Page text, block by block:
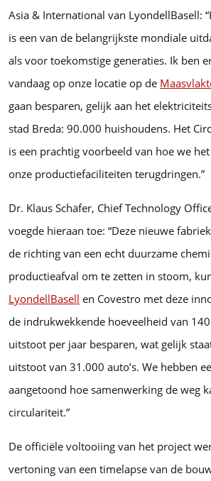
Asia & International van LyondellBasell:
is een van de belangrijkste mondiale
als voor toekomstige generaties. Ik ben
vandaag op onze locatie op de
gaan besparen, gelijk aan het
stad Breda: 90.000 huishoudens. Het
is een prachtig voorbeeld van hoe we
onze productiefaciliteiten terugdringen.”
Dr. Klaus Schäfer, Chief Technology
voegde hieraan toe: “Deze nieuwe
de richting van een echt duurzame
productieafval om te zetten in stoom,
LyondellBasell en Covestro met deze
de indrukwekkende hoeveelheid van
uitstoot per jaar besparen, wat gelijk
uitstoot van 31.000 auto’s. We hebben
aangetoond hoe samenwerking de weg
circulariteit.”
De officiële voltooiing van het project
vertoning van een timelapse van de